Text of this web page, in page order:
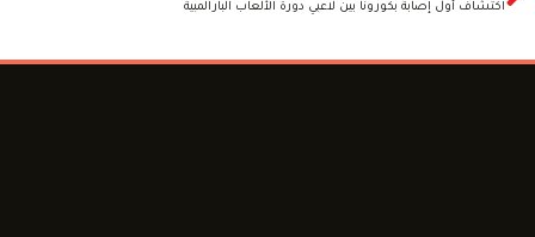
اكتشاف أول إصابة بكورونا بين لاعبي دورة الألعاب البارالمبية